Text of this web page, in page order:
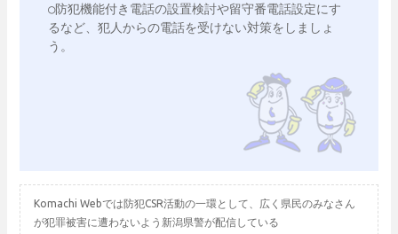
○防犯機能付き電話の設置検討や留守番電話設定にす
るなど、犯人からの電話を受けない対策をしましょ
う。
Komachi Webでは防犯CSR活動の一環として、広く県民のみなさん
が犯罪被害に遭わないよう新潟県警が配信している